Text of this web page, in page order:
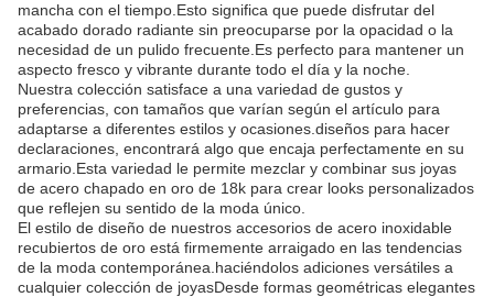
mancha con el tiempo.Esto significa que puede disfrutar del
acabado dorado radiante sin preocuparse por la opacidad o la
necesidad de un pulido frecuente.Es perfecto para mantener un
aspecto fresco y vibrante durante todo el día y la noche.
Nuestra colección satisface a una variedad de gustos y
preferencias, con tamaños que varían según el artículo para
adaptarse a diferentes estilos y ocasiones.diseños para hacer
declaraciones, encontrará algo que encaja perfectamente en su
armario.Esta variedad le permite mezclar y combinar sus joyas
de acero chapado en oro de 18k para crear looks personalizados
que reflejen su sentido de la moda único.
El estilo de diseño de nuestros accesorios de acero inoxidable
recubiertos de oro está firmemente arraigado en las tendencias
de la moda contemporánea.haciéndolos adiciones versátiles a
cualquier colección de joyasDesde formas geométricas elegantes